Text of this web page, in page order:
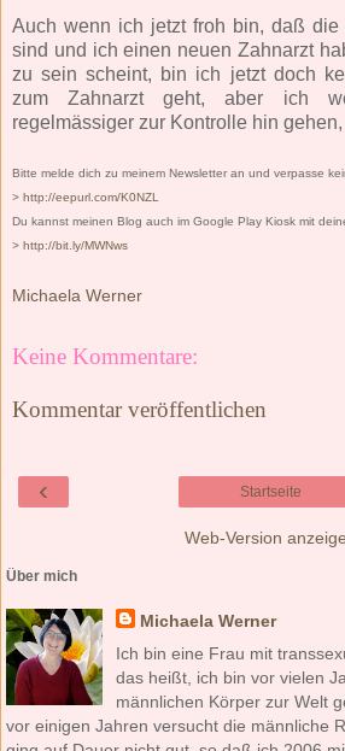
Auch wenn ich jetzt froh bin, daß die
sind und ich einen neuen Zahnarzt
zu sein scheint, bin ich jetzt doch
zum Zahnarzt geht, aber ich
regelmässiger zur Kontrolle hin gehen,
Bitte melde dich zu meinem Newsletter an und verpasse
> http://eepurl.com/K0NZL
Du kannst meinen Blog auch im Google Play Kiosk mit
> http://bit.ly/MWNws
Michaela Werner
Keine Kommentare:
Kommentar veröffentlichen
‹ Startseite
Web-Version
Über mich
Michaela Werner
Ich bin eine Frau mit
das heißt, ich bin vor vielen
männlichen Körper zur Welt
vor einigen Jahren versucht die männliche